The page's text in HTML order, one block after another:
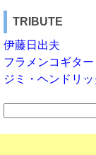
TRIBUTE
伊藤日出夫
フラメンコギター
ジミ・ヘンドリッ